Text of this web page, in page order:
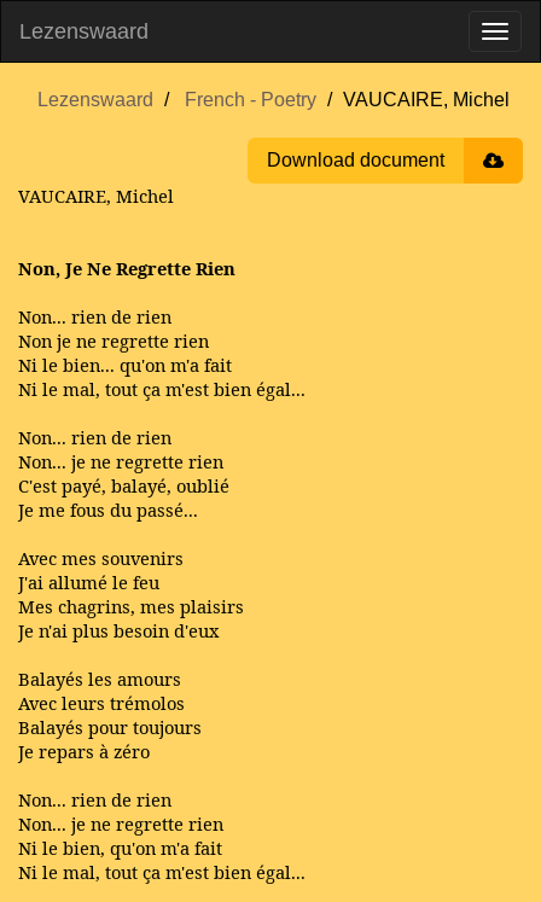
Lezenswaard
Lezenswaard French - Poetry VAUCAIRE, Michel
Download document
VAUCAIRE, Michel
Non, Je Ne Regrette Rien
Non... rien de rien
Non je ne regrette rien
Ni le bien... qu'on m'a fait
Ni le mal, tout ça m'est bien égal...
Non... rien de rien
Non... je ne regrette rien
C'est payé, balayé, oublié
Je me fous du passé...
Avec mes souvenirs
J'ai allumé le feu
Mes chagrins, mes plaisirs
Je n'ai plus besoin d'eux
Balayés les amours
Avec leurs trémolos
Balayés pour toujours
Je repars à zéro
Non... rien de rien
Non... je ne regrette rien
Ni le bien, qu'on m'a fait
Ni le mal, tout ça m'est bien égal...